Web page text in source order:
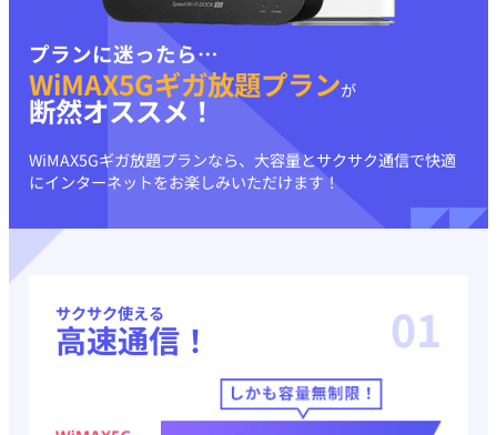
プランに迷ったら…
WiMAX5Gギガ放題プランが
断然オススメ！
WiMAX5Gギガ放題プランなら、大容量とサクサク通信で快適
にインターネットをお楽しみいただけます！
サクサク使える
高速通信！ 01